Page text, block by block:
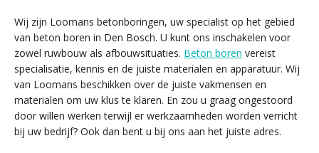
Wij zijn Loomans betonboringen, uw specialist op het gebied
van beton boren in Den Bosch. U kunt ons inschakelen voor
zowel ruwbouw als afbouwsituaties. Beton boren vereist
specialisatie, kennis en de juiste materialen en apparatuur. Wij
van Loomans beschikken over de juiste vakmensen en
materialen om uw klus te klaren. En zou u graag ongestoord
door willen werken terwijl er werkzaamheden worden verricht
bij uw bedrijf? Ook dan bent u bij ons aan het juiste adres.